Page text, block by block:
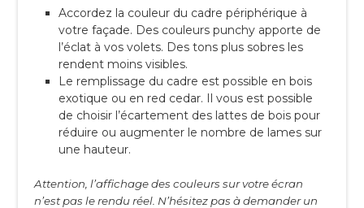
Accordez la couleur du cadre périphérique à
votre façade. Des couleurs punchy apporte de
l’éclat à vos volets. Des tons plus sobres les
rendent moins visibles.
Le remplissage du cadre est possible en bois
exotique ou en red cedar. Il vous est possible
de choisir l’écartement des lattes de bois pour
réduire ou augmenter le nombre de lames sur
une hauteur.
Attention, l’affichage des couleurs sur votre écran
n’est pas le rendu réel. N’hésitez pas à demander un